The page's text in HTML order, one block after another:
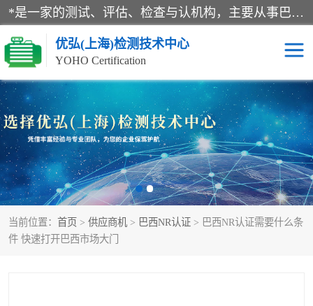
*是一家的测试、评估、检查与认机构，主要从事巴西NR10认证、NR12认证、NR13认证；ANATEL认证、INMTRO认证，欧盟CE认证：MD认证，PED认证，MID认证，ATEX认证，德国蓝色天使认证。
优弘(上海)检测技术中心
YOHO Certification
当前位置： 首页 > 供应商机 > 巴西NR认证 > 巴西NR认证需要什么条
件 快速打开巴西市场大门
RECYCLASS认证 NR10认证
NR12认证 NR13认证
ART认证 巴西NR认证
巴西认证 RETIE认证